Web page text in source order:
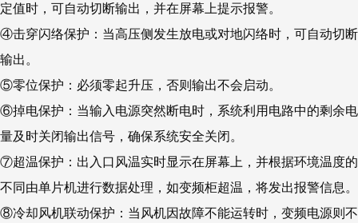
定值时，可自动切断输出，并在屏幕上提示报警。
④击穿闪络保护：当高压侧发生放电或对地闪络时，可自动切断
输出。
⑤零位保护：必须零起升压，否则输出不会启动。
⑥掉电保护：当输入电源突然断电时，系统利用电路中的剩余电
量及时关闭输出信号，确保系统安全关闭。
⑦超温保护：出入口风温实时显示在屏幕上，并根据环境温度的
不同由单片机进行数据处理，如变频柜超温，将发出报警信息。
⑧冷却风机联动保护：当风机因故障不能运转时，变频电源则不